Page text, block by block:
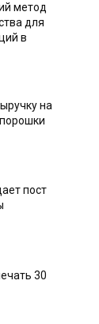
метод
для
в
на
пост
30